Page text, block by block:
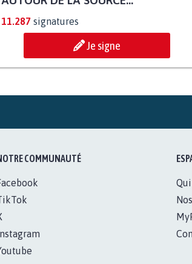
STOP AU PROJET AGRIVOLTAÏQUE